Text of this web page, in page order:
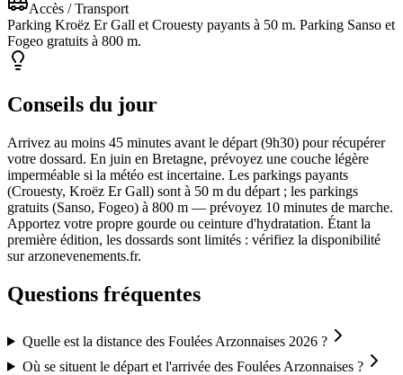
Accès / Transport
Parking Kroëz Er Gall et Crouesty payants à 50 m. Parking Sanso et
Fogeo gratuits à 800 m.
Conseils du jour
Arrivez au moins 45 minutes avant le départ (9h30) pour récupérer
votre dossard. En juin en Bretagne, prévoyez une couche légère
imperméable si la météo est incertaine. Les parkings payants
(Crouesty, Kroëz Er Gall) sont à 50 m du départ ; les parkings
gratuits (Sanso, Fogeo) à 800 m — prévoyez 10 minutes de marche.
Apportez votre propre gourde ou ceinture d'hydratation. Étant la
première édition, les dossards sont limités : vérifiez la disponibilité
sur arzonevenements.fr.
Questions fréquentes
Quelle est la distance des Foulées Arzonnaises 2026 ?
Où se situent le départ et l'arrivée des Foulées Arzonnaises ?